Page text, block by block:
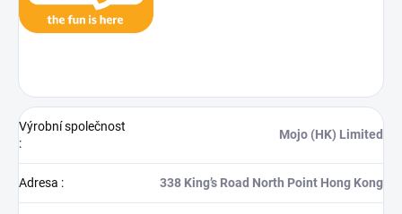
Výrobní společnost
:
Mojo (HK) Limited
Adresa : 338 King’s Road North Point Hong Kong